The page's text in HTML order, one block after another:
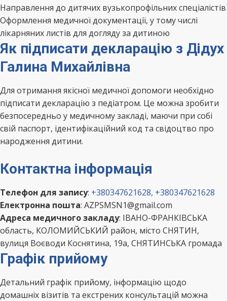
Направлення до дитячих вузькопрофільних спеціалістів
Оформлення медичної документації, у тому числі
лікарняних листів для догляду за дитиною
Як підписати декларацію з Дідух
Галина Михайлівна
Для отримання якісної медичної допомоги необхідно
підписати декларацію з педіатром. Це можна зробити
безпосередньо у медичному закладі, маючи при собі
свій паспорт, ідентифікаційний код та свідоцтво про
народження дитини.
Контактна інформація
Телефон для запису: +380347621628, +380347621628
Електронна пошта: AZPSMSN1@gmail.com
Адреса медичного закладу: ІВАНО-ФРАНКІВСЬКА
область, КОЛОМИЙСЬКИЙ район, місто СНЯТИН,
вулиця Воєводи Коснятина, 19а, СНЯТИНСЬКА громада
Графік прийому
Детальний графік прийому, інформацію щодо
домашніх візитів та екстрених консультацій можна